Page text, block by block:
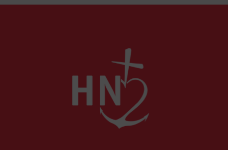
siècle. Deux ouvrages récents lui rendent